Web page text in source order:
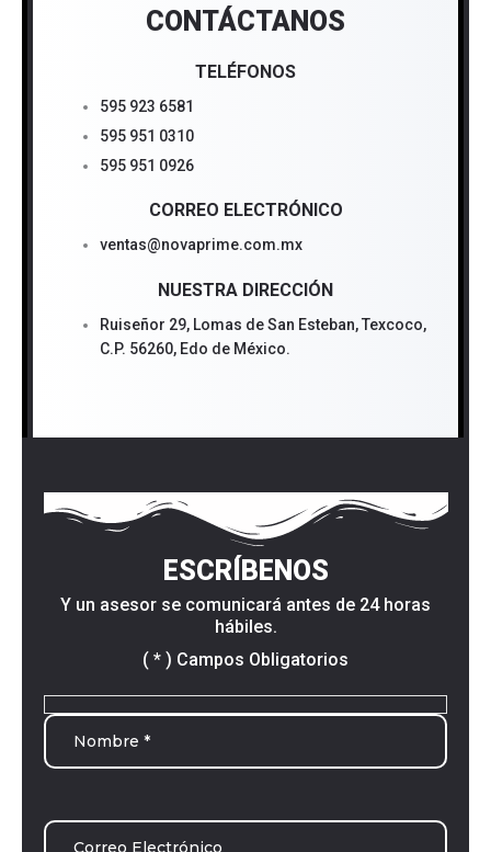
CONTÁCTANOS
TELÉFONOS
595 923 6581
595 951 0310
595 951 0926
CORREO ELECTRÓNICO
ventas@novaprime.com.mx
NUESTRA DIRECCIÓN
Ruiseñor 29, Lomas de San Esteban, Texcoco,
C.P. 56260, Edo de México.
ESCRÍBENOS
Y un asesor se comunicará antes de 24 horas
hábiles.
( * ) Campos Obligatorios